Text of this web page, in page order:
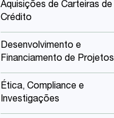
Aquisições de Carteiras de
Crédito
Desenvolvimento e
Financiamento de Projetos
Ética, Compliance e
Investigações